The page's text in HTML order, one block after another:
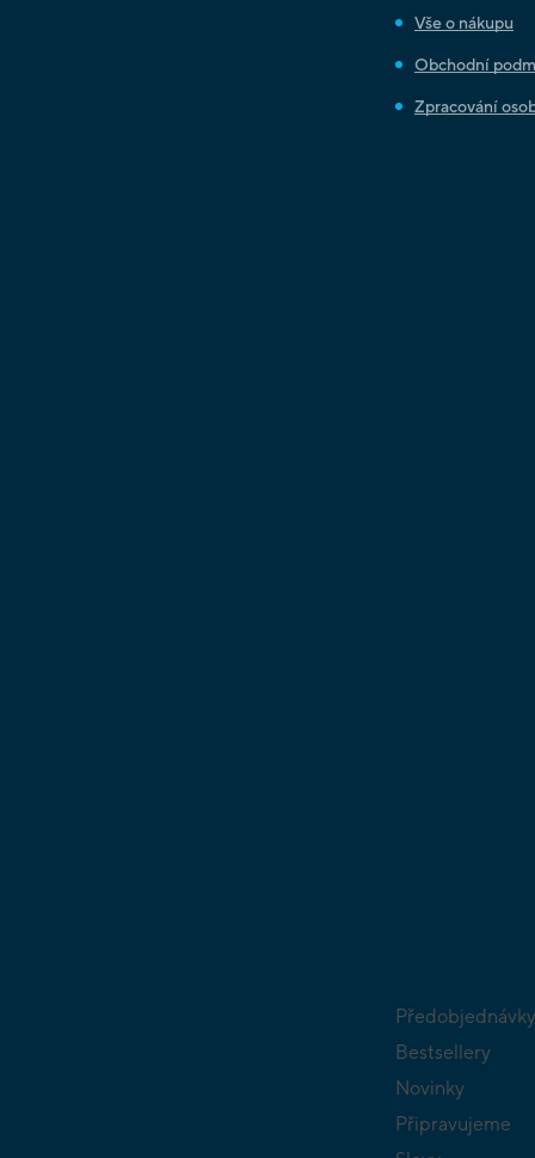
Vše o nákupu
Obchodní
Zpracování
Předobjednávky
Bestsellery
Novinky
Připravujeme